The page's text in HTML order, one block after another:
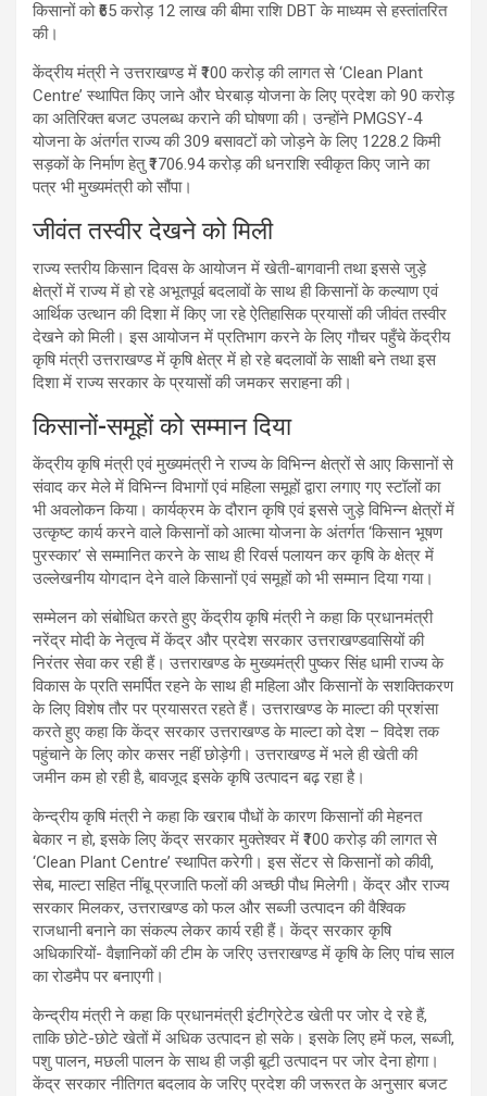
किसानों को ₹65 करोड़ 12 लाख की बीमा राशि DBT के माध्यम से हस्तांतरित
की।
केंद्रीय मंत्री ने उत्तराखण्ड में ₹100 करोड़ की लागत से ‘Clean Plant
Centre’ स्थापित किए जाने और घेरबाड़ योजना के लिए प्रदेश को 90 करोड़
का अतिरिक्त बजट उपलब्ध कराने की घोषणा की। उन्होंने PMGSY-4
योजना के अंतर्गत राज्य की 309 बसावटों को जोड़ने के लिए 1228.2 किमी
सड़कों के निर्माण हेतु ₹1706.94 करोड़ की धनराशि स्वीकृत किए जाने का
पत्र भी मुख्यमंत्री को सौंपा।
जीवंत तस्वीर देखने को मिली
राज्य स्तरीय किसान दिवस के आयोजन में खेती-बागवानी तथा इससे जुड़े
क्षेत्रों में राज्य में हो रहे अभूतपूर्व बदलावों के साथ ही किसानों के कल्याण एवं
आर्थिक उत्थान की दिशा में किए जा रहे ऐतिहासिक प्रयासों की जीवंत तस्वीर
देखने को मिली। इस आयोजन में प्रतिभाग करने के लिए गौचर पहुँचे केंद्रीय
कृषि मंत्री उत्तराखण्ड में कृषि क्षेत्र में हो रहे बदलावों के साक्षी बने तथा इस
दिशा में राज्य सरकार के प्रयासों की जमकर सराहना की।
किसानों-समूहों को सम्मान दिया
केंद्रीय कृषि मंत्री एवं मुख्यमंत्री ने राज्य के विभिन्न क्षेत्रों से आए किसानों से
संवाद कर मेले में विभिन्न विभागों एवं महिला समूहों द्वारा लगाए गए स्टॉलों का
भी अवलोकन किया। कार्यक्रम के दौरान कृषि एवं इससे जुड़े विभिन्न क्षेत्रों में
उत्कृष्ट कार्य करने वाले किसानों को आत्मा योजना के अंतर्गत ‘किसान भूषण
पुरस्कार’ से सम्मानित करने के साथ ही रिवर्स पलायन कर कृषि के क्षेत्र में
उल्लेखनीय योगदान देने वाले किसानों एवं समूहों को भी सम्मान दिया गया।
सम्मेलन को संबोधित करते हुए केंद्रीय कृषि मंत्री ने कहा कि प्रधानमंत्री
नरेंद्र मोदी के नेतृत्व में केंद्र और प्रदेश सरकार उत्तराखण्डवासियों की
निरंतर सेवा कर रही हैं। उत्तराखण्ड के मुख्यमंत्री पुष्कर सिंह धामी राज्य के
विकास के प्रति समर्पित रहने के साथ ही महिला और किसानों के सशक्तिकरण
के लिए विशेष तौर पर प्रयासरत रहते हैं। उत्तराखण्ड के माल्टा की प्रशंसा
करते हुए कहा कि केंद्र सरकार उत्तराखण्ड के माल्टा को देश – विदेश तक
पहुंचाने के लिए कोर कसर नहीं छोड़ेगी। उत्तराखण्ड में भले ही खेती की
जमीन कम हो रही है, बावजूद इसके कृषि उत्पादन बढ़ रहा है।
केन्द्रीय कृषि मंत्री ने कहा कि खराब पौधों के कारण किसानों की मेहनत
बेकार न हो, इसके लिए केंद्र सरकार मुक्तेश्वर में ₹100 करोड़ की लागत से
‘Clean Plant Centre’ स्थापित करेगी। इस सेंटर से किसानों को कीवी,
सेब, माल्टा सहित नींबू प्रजाति फलों की अच्छी पौध मिलेगी। केंद्र और राज्य
सरकार मिलकर, उत्तराखण्ड को फल और सब्जी उत्पादन की वैश्विक
राजधानी बनाने का संकल्प लेकर कार्य रही हैं। केंद्र सरकार कृषि
अधिकारियों- वैज्ञानिकों की टीम के जरिए उत्तराखण्ड में कृषि के लिए पांच साल
का रोडमैप पर बनाएगी।
केन्द्रीय मंत्री ने कहा कि प्रधानमंत्री इंटीग्रेटेड खेती पर जोर दे रहे हैं,
ताकि छोटे-छोटे खेतों में अधिक उत्पादन हो सके। इसके लिए हमें फल, सब्जी,
पशु पालन, मछली पालन के साथ ही जड़ी बूटी उत्पादन पर जोर देना होगा।
केंद्र सरकार नीतिगत बदलाव के जरिए प्रदेश की जरूरत के अनुसार बजट